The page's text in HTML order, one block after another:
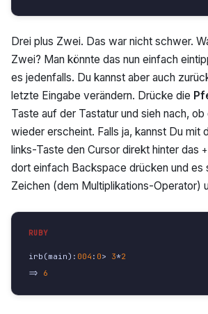
Drei plus Zwei. Das war nicht schwer.
Zwei? Man könnte das nun einfach
es jedenfalls. Du kannst aber auch
letzte Eingabe verändern. Drücke die
Taste auf der Tastatur und sieh nach,
wieder erscheint. Falls ja, kannst Du mit
links-Taste den Cursor direkt hinter das +
dort einfach Backspace drücken und es
Zeichen (dem Multiplikations-Operator)
irb (main): 004 : 0> 3*2
=>
6